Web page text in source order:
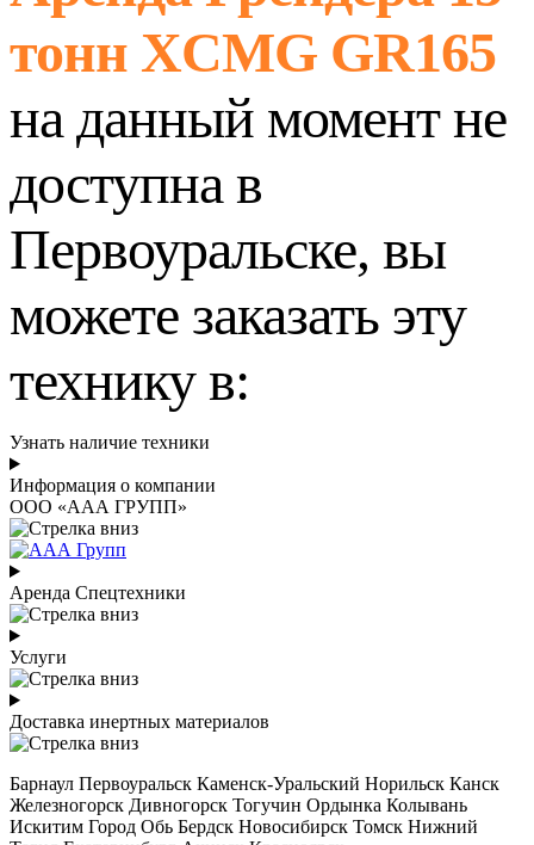
тонн XCMG GR165
на данный момент не
доступна в
Первоуральске, вы
можете заказать эту
технику в:
Узнать наличие техники
Информация о компании
ООО «ААА ГРУПП»
Аренда Спецтехники
Услуги
Доставка инертных материалов
Барнаул Первоуральск Каменск-Уральский Норильск Канск
Железногорск Дивногорск Тогучин Ордынка Колывань
Искитим Город Обь Бердск Новосибирск Томск Нижний